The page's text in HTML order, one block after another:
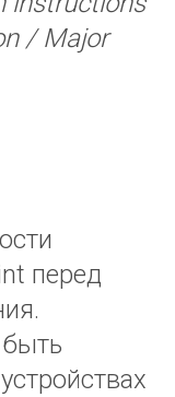
/ Major
перед